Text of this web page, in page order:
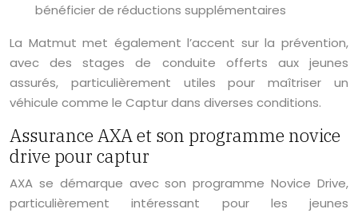
bénéficier de réductions supplémentaires
La Matmut met également l’accent sur la prévention,
avec des stages de conduite offerts aux jeunes
assurés, particulièrement utiles pour maîtriser un
véhicule comme le Captur dans diverses conditions.
Assurance AXA et son programme novice
drive pour captur
AXA se démarque avec son programme Novice Drive,
particulièrement intéressant pour les jeunes